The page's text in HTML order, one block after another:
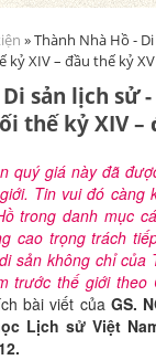
» Thành Nhà Hồ -
kỷ XIV – đầu thế kỷ XV
sản lịch sử
thế kỷ XIV –
quý giá này đã
Tin vui đó càng
trong danh mục
cao trọng trách
sản không chỉ của
trước thế giới theo
bài viết củaGS.
Lịch sử Việt